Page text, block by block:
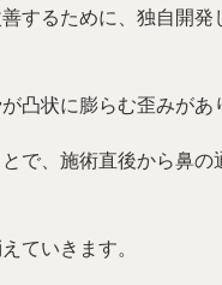
するために、独自開発
凸状に膨らむ歪みがあ
で、施術直後から鼻の
ていきます。